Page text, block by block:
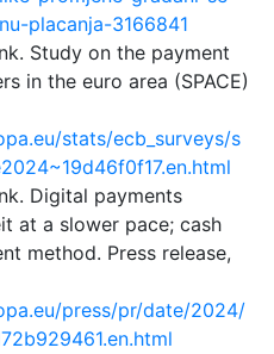
placanja-3166841
Study on the payment
in the euro area (SPACE)
stats/ecb_surveys/s
Digital payments
at a slower pace; cash
method. Press release,
press/pr/date/2024/